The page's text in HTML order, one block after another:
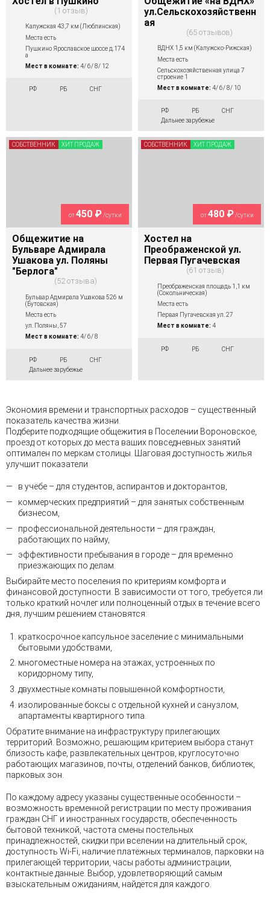
1 отзыв
Калужская 43,7 км (Люблинская)
Места есть
Пушкино Ярославское шоссе д.174
а
Мест в комнате: 4/ 6/ 8/ 12
РФ РБ СНГ
ул.Сельскохозяйственн
ая
65 отзывов
ВДНХ 1,5 км (Калужско-Рижская)
Места есть
Сельскохозяйственная улица 7
строение 1
Мест в комнате: 4/ 6/ 8/ 10
РФ РБ
СНГ
Дальнее зарубежье
от450 ₽/сутки
Общежитие на
Бульваре Адмирала
Ушакова ул. Поляны
"Берлога"
52 отзыва
Бульвар Адмирала Ушакова 526 м
(Бутовская)
Места есть
ул. Поляны, 57
Мест в комнате: 4/ 6/ 8
РФ РБ
СНГ
Дальнее зарубежье
СОБСТВЕННИК ХИТ ПРОДАЖ
от480 ₽/сутки
Хостел на
Преображенской ул.
Первая Пугачевская
61 отзыв
Преображенская площадь 1,1 км
(Сокольническая)
Места есть
Первая Пугачевская ул. 27
Мест в комнате: 4
РФ РБ СНГ
СОБСТВЕННИК ХИТ ПРОДАЖ
Экономия времени и транспортных расходов – существенный
показатель качества жизни.
Подберите подходящие общежития в Поселении Вороновское,
проезд от которых до места ваших повседневных занятий
оптимален по меркам столицы. Шаговая доступность жилья
улучшит показатели
в учёбе – для студентов, аспирантов и докторантов,
коммерческих предприятий – для занятых собственным
бизнесом,
профессиональной деятельности – для граждан,
работающих по найму,
эффективности пребывания в городе – для временно
приезжающих по делам.
Выбирайте место поселения по критериям комфорта и
финансовой доступности. В зависимости от того, требуется ли
только краткий ночлег или полноценный отдых в течение всего
дня, лучшим решением становятся:
краткосрочное капсульное заселение с минимальными
бытовыми удобствами,
многоместные номера на этажах, устроенных по
коридорному типу,
двухместные комнаты повышенной комфортности,
изолированные боксы с отдельной кухней и санузлом,
апартаменты квартирного типа.
Обратите внимание на инфраструктуру прилегающих
территорий. Возможно, решающим критерием выбора станут
близость кафе, развлекательных центров, круглосуточно
работающих магазинов, почты, отделений банков, библиотек,
парковых зон.
По каждому адресу указаны существенные особенности –
возможность временной регистрации по месту проживания
граждан СНГ и иностранных государств, обеспеченность
бытовой техникой, частота смены постельных
принадлежностей, скидки при вселении на длительный срок,
доступность Wi-Fi, наличие платёжных терминалов, парковки на
прилегающей территории, часы работы администрации,
контактные данные. Выбор, удовлетворяющий самым
взыскательным ожиданиям, найдётся для каждого.